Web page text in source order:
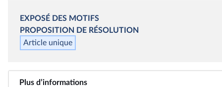
EXPOSÉ DES MOTIFS
PROPOSITION DE RÉSOLUTION
Article unique
Plus d’informations